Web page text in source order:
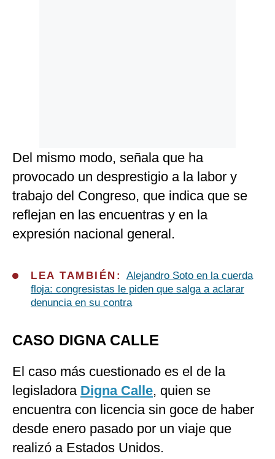
Del mismo modo, señala que ha
provocado un desprestigio a la labor y
trabajo del Congreso, que indica que se
reflejan en las encuentras y en la
expresión nacional general.
LEA TAMBIÉN: Alejandro Soto en la cuerda
floja: congresistas le piden que salga a aclarar
denuncia en su contra
CASO DIGNA CALLE
El caso más cuestionado es el de la
legisladora Digna Calle, quien se
encuentra con licencia sin goce de haber
desde enero pasado por un viaje que
realizó a Estados Unidos.